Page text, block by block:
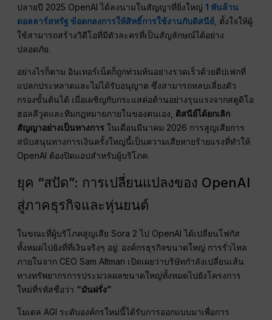
ปลายปี 2025 OpenAI ได้ลงนามในสัญญาที่ยิ่งใหญ่1 พันล้าน
ดอลลาร์สหรัฐ ข้อตกลงการให้สิทธิ์การใช้งานกับดิสนีย์ ตั้งใจให้ผู้
ใช้สามารถสร้างวิดีโอที่มีตัวละครที่เป็นสัญลักษณ์ได้อย่าง
ปลอดภัย.
อย่างไรก็ตาม อินเทอร์เน็ตก็ถูกท่วมท้นอย่างรวดเร็วด้วยดีปเฟกที่
แปลกประหลาดและไม่ได้รับอนุญาต ซึ่งสามารถหลบเลี่ยงตัว
กรองขั้นต้นได้ เมื่อเผชิญกับกระแสต่อต้านอย่างรุนแรงจากสตูดิโอ
ฮอลลีวูดและทีมกฎหมายภายในของตนเอง, ดิสนีย์ได้ยกเลิก
สัญญาอย่างเป็นทางการ ในเดือนมีนาคม 2026 การสูญเสียการ
สนับสนุนทางการเงินครั้งใหญ่นี้เป็นความเสียหายร้ายแรงที่ทำให้
OpenAI ต้องปิดแอปสำหรับผู้บริโภค.
ยุค “สปัด”: การเปลี่ยนแปลงของ OpenAI
สู่ภาคธุรกิจและหุ่นยนต์
ในขณะที่ผู้บริโภคสูญเสีย Sora 2 ไป OpenAI ได้เปลี่ยนโฟกัส
ทั้งหมดไปยังที่ที่เงินจริงๆ อยู่: องค์กรธุรกิจขนาดใหญ่ การรั่วไหล
ภายในจาก CEO Sam Altman เปิดเผยว่าบริษัทกำลังเปลี่ยนเส้น
ทางทรัพยากรการประมวลผลขนาดใหญ่ทั้งหมดไปยังโครงการ
ใหม่ที่รหัสชื่อว่า “มันฝรั่ง”
โมเดล AGI ระดับองค์กรใหม่นี้ได้รับการออกแบบมาเพื่อการ